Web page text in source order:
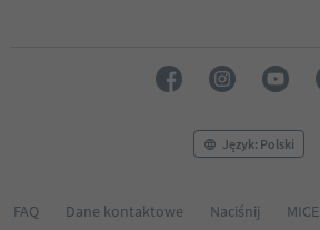
Język: Polski
FAQ Dane kontaktowe Naciśnij MICE